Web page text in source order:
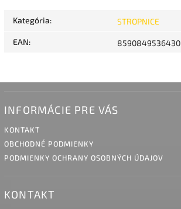
Kategória: STROPNICE
EAN: 8590849536430
INFORMÁCIE PRE VÁS
KONTAKT
OBCHODNÉ PODMIENKY
PODMIENKY OCHRANY OSOBNÝCH ÚDAJOV
KONTAKT